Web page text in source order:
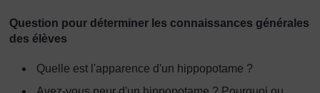
Question pour déterminer les connaissances générales
des élèves
Quelle est l'apparence d'un hippopotame ?